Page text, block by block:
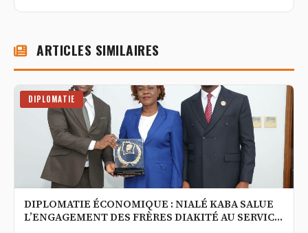
ARTICLES SIMILAIRES
DIPLOMATIE
DIPLOMATIE ÉCONOMIQUE : NIALÉ KABA SALUE
L’ENGAGEMENT DES FRÈRES DIAKITÉ AU SERVICE